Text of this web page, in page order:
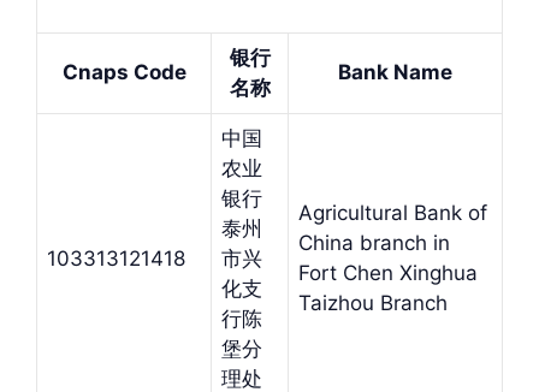
Cnaps Code
银行
名称
Bank Name
103313121418
中国
农业
银行
泰州
市兴
化支
行陈
堡分
理处
Agricultural Bank of
China branch in
Fort Chen Xinghua
Taizhou Branch